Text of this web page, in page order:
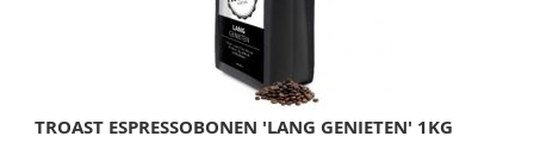
TROAST ESPRESSOBONEN 'LANG GENIETEN' 1KG